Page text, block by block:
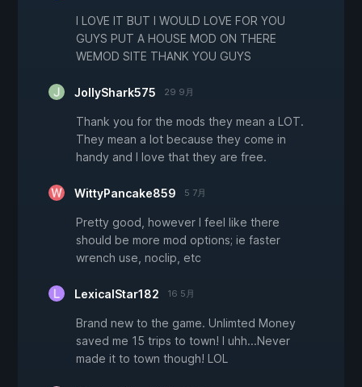
I LOVE IT BUT I WOULD LOVE FOR YOU
GUYS PUT A HOUSE MOD ON THERE
WEMOD SITE THANK YOU GUYS
JollyShark575 29 9月
Thank you for the mods they mean a LOT.
They mean a lot because they come in
handy and I love that they are free.
WittyPancake859 5 7月
Pretty good, however I feel like there
should be more mod options; ie faster
wrench use, noclip, etc
LexicalStar182 16 5月
Brand new to the game. Unlimted Money
saved me 15 trips to town! I uhh...Never
made it to town though! LOL